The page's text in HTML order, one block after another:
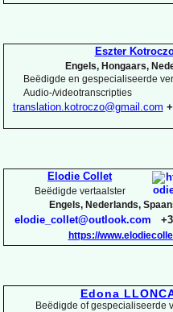
Eszter
Engels, Hongaars,
Beëdigde en gespecialiseerde
Audio-/videotranscripties
translation.kotroczo@gmail.com
Elodie Collet
Beëdigde vertaalster
Engels, Nederlands,
elodie_collet@outlook.com
https://
Edona
Beëdigde of gespecialiseerde